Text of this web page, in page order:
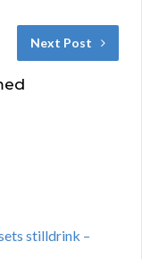
Next Post
stilldrink –